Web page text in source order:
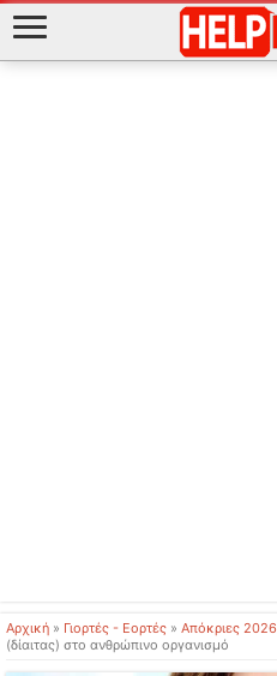
Αρχική » Γιορτές - Εορτές » Απόκριες 2026
(δίαιτας) στο ανθρώπινο οργανισμό